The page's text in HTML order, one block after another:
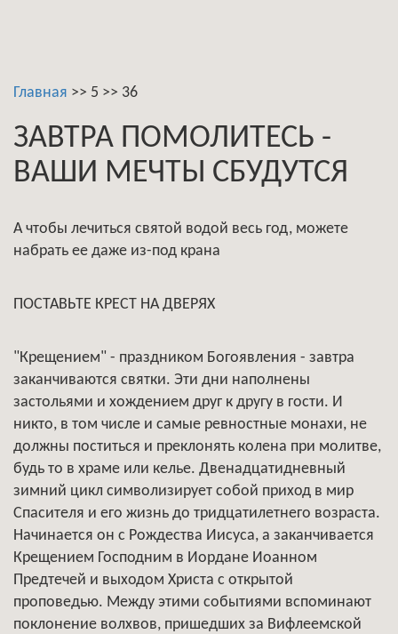
Главная >> 5 >> 36
ЗАВТРА ПОМОЛИТЕСЬ -
ВАШИ МЕЧТЫ СБУДУТСЯ
А чтобы лечиться святой водой весь год, можете
набрать ее даже из-под крана
ПОСТАВЬТЕ КРЕСТ НА ДВЕРЯХ
"Крещением" - праздником Богоявления - завтра
заканчиваются святки. Эти дни наполнены
застольями и хождением друг к другу в гости. И
никто, в том числе и самые ревностные монахи, не
должны поститься и преклонять колена при молитве,
будь то в храме или келье. Двенадцатидневный
зимний цикл символизирует собой приход в мир
Спасителя и его жизнь до тридцатилетнего возраста.
Начинается он с Рождества Иисуса, а заканчивается
Крещением Господним в Иордане Иоанном
Предтечей и выходом Христа с открытой
проповедью. Между этими событиями вспоминают
поклонение волхвов, пришедших за Вифлеемской